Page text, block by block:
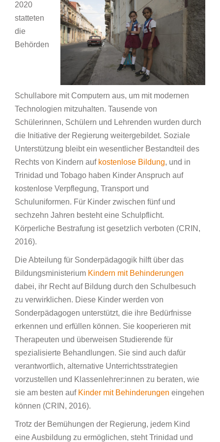
2020
statteten
die
Behörden
Schullabore mit Computern aus, um mit modernen
Technologien mitzuhalten. Tausende von
Schülerinnen, Schülern und Lehrenden wurden durch
die Initiative der Regierung weitergebildet. Soziale
Unterstützung bleibt ein wesentlicher Bestandteil des
Rechts von Kindern auf kostenlose Bildung, und in
Trinidad und Tobago haben Kinder Anspruch auf
kostenlose Verpflegung, Transport und
Schuluniformen. Für Kinder zwischen fünf und
sechzehn Jahren besteht eine Schulpflicht.
Körperliche Bestrafung ist gesetzlich verboten (CRIN,
2016).
Die Abteilung für Sonderpädagogik hilft über das
Bildungsministerium Kindern mit Behinderungen
dabei, ihr Recht auf Bildung durch den Schulbesuch
zu verwirklichen. Diese Kinder werden von
Sonderpädagogen unterstützt, die ihre Bedürfnisse
erkennen und erfüllen können. Sie kooperieren mit
Therapeuten und überweisen Studierende für
spezialisierte Behandlungen. Sie sind auch dafür
verantwortlich, alternative Unterrichtsstrategien
vorzustellen und Klassenlehrer:innen zu beraten, wie
sie am besten auf Kinder mit Behinderungen eingehen
können (CRIN, 2016).
Trotz der Bemühungen der Regierung, jedem Kind
eine Ausbildung zu ermöglichen, steht Trinidad und